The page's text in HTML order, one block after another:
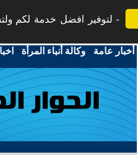
لتوفير افضل خدمة لكم
أخبار عامة -وكالة أنباء المرأة -